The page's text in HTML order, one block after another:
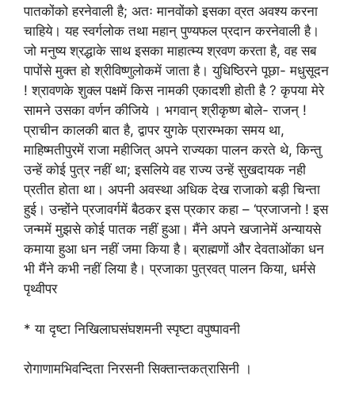
पातकोंको हरनेवाली है; अतः मानवोंको इसका व्रत अवश्य करना
चाहिये। यह स्वर्गलोक तथा महान् पुण्यफल प्रदान करनेवाली है।
जो मनुष्य श्रद्धाके साथ इसका माहात्म्य श्रवण करता है, वह सब
पापोंसे मुक्त हो श्रीविष्णुलोकमें जाता है। युधिष्ठिरने पूछा- मधुसूदन
! श्रावणके शुक्ल पक्षमें किस नामकी एकादशी होती है ? कृपया मेरे
सामने उसका वर्णन कीजिये । भगवान् श्रीकृष्ण बोले- राजन् !
प्राचीन कालकी बात है, द्वापर युगके प्रारम्भका समय था,
माहिष्मतीपुरमें राजा महीजित् अपने राज्यका पालन करते थे, किन्तु
उन्हें कोई पुत्र नहीं था; इसलिये वह राज्य उन्हें सुखदायक नही
प्रतीत होता था। अपनी अवस्था अधिक देख राजाको बड़ी चिन्ता
हुई। उन्होंने प्रजावर्गमें बैठकर इस प्रकार कहा – ‘प्रजाजनो ! इस
जन्ममें मुझसे कोई पातक नहीं हुआ। मैंने अपने खजानेमें अन्यायसे
कमाया हुआ धन नहीं जमा किया है। ब्राह्मणों और देवताओंका धन
भी मैंने कभी नहीं लिया है। प्रजाका पुत्रवत् पालन किया, धर्मसे
पृथ्वीपर
* या दृष्टा निखिलाघसंघशमनी स्पृष्टा वपुष्पावनी
रोगाणामभिवन्दिता निरसनी सिक्तान्तकत्रासिनी ।